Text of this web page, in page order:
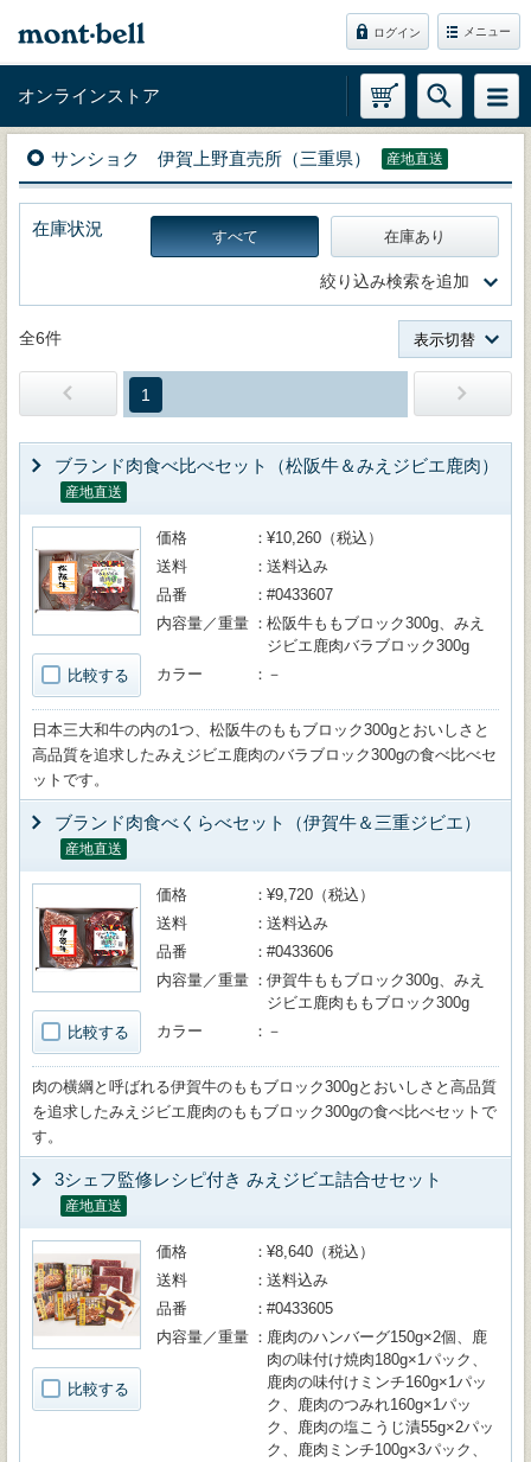
ログイン メニュー
オンラインストア
サンショク 伊賀上野直売所（三重県） 産地直送
在庫状況 すべて 在庫あり
絞り込み検索を追加
全6件 表示切替
1
ブランド肉食べ比べセット（松阪牛＆みえジビエ鹿肉）
産地直送
比較する
価格
¥10,260（税込）
送料
送料込み
品番
#0433607
内容量／重量
松阪牛ももブロック300g、みえ
ジビエ鹿肉バラブロック300g
カラー
－
日本三大和牛の内の1つ、松阪牛のももブロック300gとおいしさと
高品質を追求したみえジビエ鹿肉のバラブロック300gの食べ比べセ
ットです。
ブランド肉食べくらべセット（伊賀牛＆三重ジビエ）
産地直送
比較する
価格
¥9,720（税込）
送料
送料込み
品番
#0433606
内容量／重量
伊賀牛ももブロック300g、みえ
ジビエ鹿肉ももブロック300g
カラー
－
肉の横綱と呼ばれる伊賀牛のももブロック300gとおいしさと高品質
を追求したみえジビエ鹿肉のももブロック300gの食べ比べセットで
す。
3シェフ監修レシピ付き みえジビエ詰合せセット
産地直送
比較する
価格
¥8,640（税込）
送料
送料込み
品番
#0433605
内容量／重量
鹿肉のハンバーグ150g×2個、鹿
肉の味付け焼肉180g×1パック、
鹿肉の味付けミンチ160g×1パッ
ク、鹿肉のつみれ160g×1パッ
ク、鹿肉の塩こうじ漬55g×2パッ
ク、鹿肉ミンチ100g×3パック、